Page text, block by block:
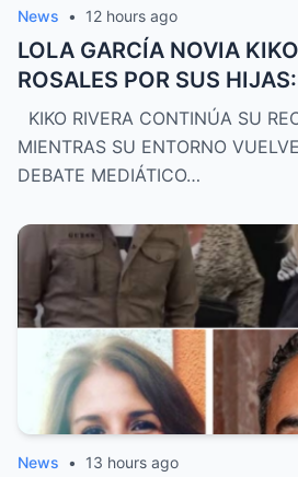
News • 12 hours ago
LOLA GARCÍA NOVIA
ROSALES POR SUS
PANTOJA
KIKO RIVERA CONTINÚA SU
MIENTRAS SU ENTORNO
DEBATE MEDIÁTICO…
News • 13 hours ago